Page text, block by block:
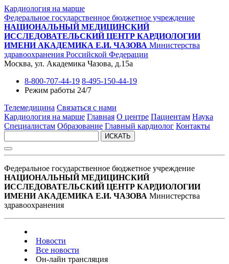
Кардиология на марше
Федеральное государственное бюджетное учреждение
НАЦИОНАЛЬНЫЙ МЕДИЦИНСКИЙ
ИССЛЕДОВАТЕЛЬСКИЙ ЦЕНТР КАРДИОЛОГИИ
ИМЕНИ АКАДЕМИКА Е.И. ЧАЗОВА Министерства
здравоохранения Российской Федерации
Москва, ул. Академика Чазова, д.15а
8-800-707-44-19 8-495-150-44-19
Режим работы 24/7
Телемедицина Связаться с нами
Кардиология на марше Главная О центре Пациентам Наука
Специалистам Образование Главный кардиолог Контакты
ИСКАТЬ
Федеральное государственное бюджетное учреждение
НАЦИОНАЛЬНЫЙ МЕДИЦИНСКИЙ
ИССЛЕДОВАТЕЛЬСКИЙ ЦЕНТР КАРДИОЛОГИИ
ИМЕНИ АКАДЕМИКА Е.И. ЧАЗОВА Министерства
здравоохранения
Новости
Все новости
Он-лайн трансляция